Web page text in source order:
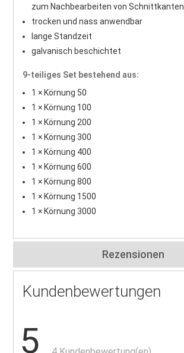
zum Nachbearbeiten von Schnittkanten
trocken und nass anwendbar
lange Standzeit
galvanisch beschichtet
9-teiliges Set bestehend aus:
1 × Körnung 50
1 × Körnung 100
1 × Körnung 200
1 × Körnung 300
1 × Körnung 400
1 × Körnung 600
1 × Körnung 800
1 × Körnung 1500
1 × Körnung 3000
Rezensionen
Kundenbewertungen
5